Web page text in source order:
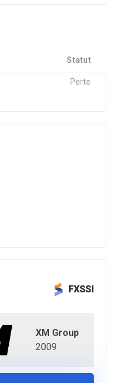
FXSSI
XM Group
2009
Statut
Perte